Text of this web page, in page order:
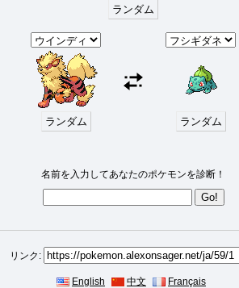
ランダム
ランダム ランダム
名前を入力してあなたのポケモンを診断！
リンク:
English 中文 Français